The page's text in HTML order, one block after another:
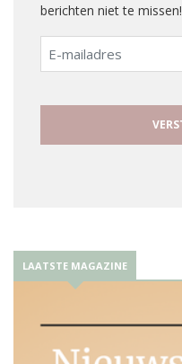
berichten niet te missen!
E-
mailadres
LAATSTE MAGAZINE